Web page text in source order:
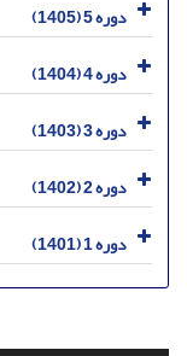
دوره 5 (1405)
دوره 4 (1404)
دوره 3 (1403)
دوره 2 (1402)
دوره 1 (1401)